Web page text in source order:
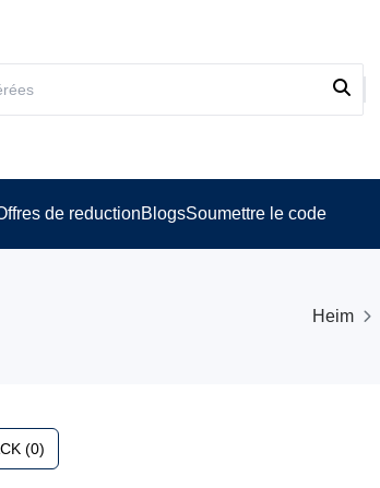
de reductionBlogsSoumettre le code
Heim
(0)